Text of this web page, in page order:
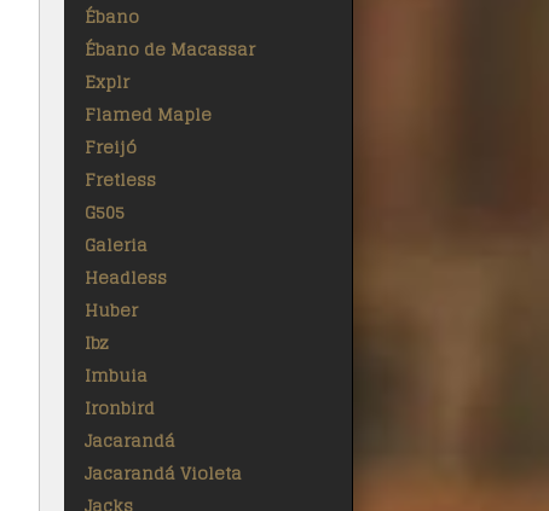
Ébano
Ébano de Macassar
Explr
Flamed Maple
Freijó
Fretless
G505
Galeria
Headless
Huber
Ibz
Imbuia
Ironbird
Jacarandá
Jacarandá Violeta